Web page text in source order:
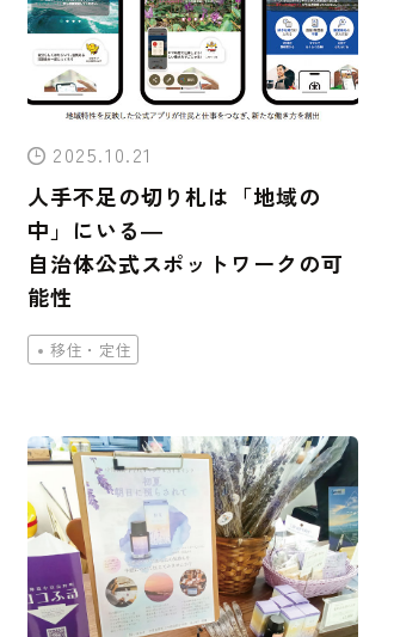
2025.10.21
人手不足の切り札は「地域の
中」にいる―
自治体公式スポットワークの可
能性
移住・定住